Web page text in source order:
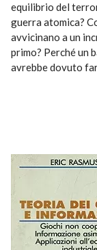
equilibrio del
guerra atomica?
avvicinano a un
primo? Perché un
avrebbe dovuto